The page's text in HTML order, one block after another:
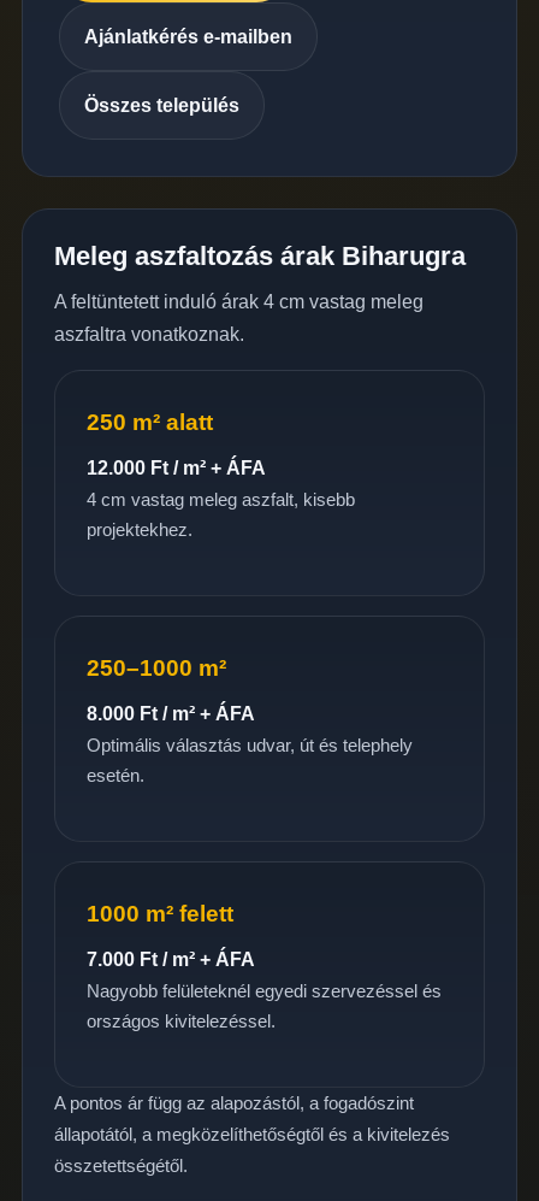
Ajánlatkérés e-mailben
Összes település
Meleg aszfaltozás árak Biharugra
A feltüntetett induló árak 4 cm vastag meleg
aszfaltra vonatkoznak.
250 m² alatt
12.000 Ft / m² + ÁFA
4 cm vastag meleg aszfalt, kisebb
projektekhez.
250–1000 m²
8.000 Ft / m² + ÁFA
Optimális választás udvar, út és telephely
esetén.
1000 m² felett
7.000 Ft / m² + ÁFA
Nagyobb felületeknél egyedi szervezéssel és
országos kivitelezéssel.
A pontos ár függ az alapozástól, a fogadószint
állapotától, a megközelíthetőségtől és a kivitelezés
összetettségétől.